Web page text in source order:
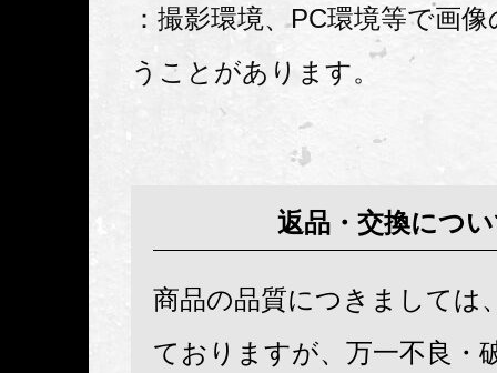
：撮影環境、PC環境等で画
うことがあります。
返品・交換につ
商品の品質につきましては
ておりますが、万一不良・